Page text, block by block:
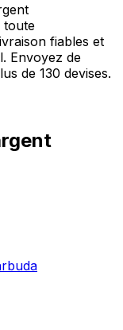
toute
fiables et
Envoyez de
de 130 devises.